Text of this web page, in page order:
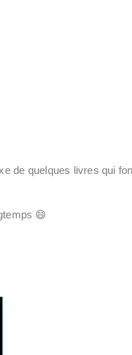
de quelques livres qui
😄